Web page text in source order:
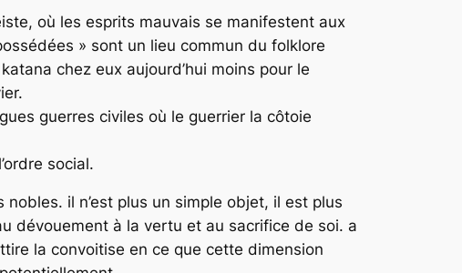
où les esprits mauvais se manifestent aux
» sont un lieu commun du folklore
chez eux aujourd’hui moins pour le
guerres civiles où le guerrier la côtoie
social.
il n’est plus un simple objet, il est plus
dévouement à la vertu et au sacrifice de soi. a
la convoitise en ce que cette dimension